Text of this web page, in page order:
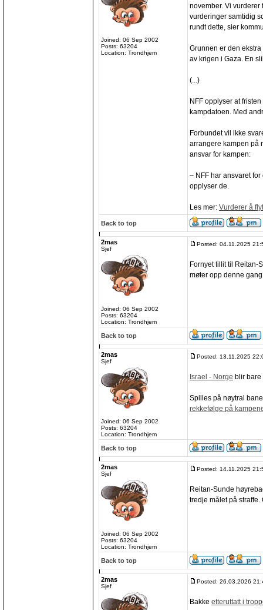
Joined: 06 Sep 2002
Posts: 63204
Location: Trondhjem
november. Vi
vurderinger samtidig
rundt dette, sier
Grunnen er den
av krigen i Gaza. En
(...)
NFF opplyser at
kampdatoen. Med
Forbundet vil ikke
arrangere kampen på
ansvar for kampen:
– NFF har ansvaret
opplyser de.
Les mer: Vurderer å
Back to top
2mas
Sjef
Joined: 06 Sep 2002
Posts: 63204
Location: Trondhjem
Posted: 04.11.2025
Fornyet tillit til Reitan-
møter opp denne
Back to top
2mas
Sjef
Joined: 06 Sep 2002
Posts: 63204
Location: Trondhjem
Posted: 13.11.2025
Israel - Norge blir
Spilles på nøytral
rekkefølge på
Back to top
2mas
Sjef
Joined: 06 Sep 2002
Posts: 63204
Location: Trondhjem
Posted: 14.11.2025
Reitan-Sunde
tredje målet på
Back to top
2mas
Sjef
Posted: 26.03.2026
Bakke etteruttatt i